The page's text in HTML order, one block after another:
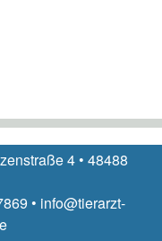
4 • 48488
• info@tierarzt-